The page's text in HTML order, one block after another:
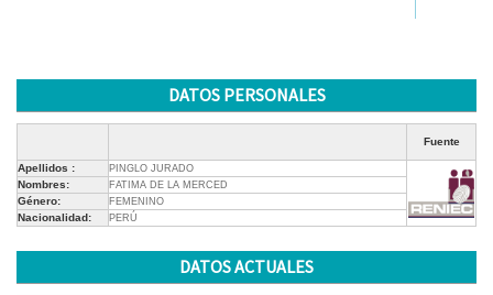
DATOS PERSONALES
Fuente
Apellidos : PINGLO JURADO
Nombres: FATIMA DE LA MERCED
Género: FEMENINO
Nacionalidad: PERÚ
DATOS ACTUALES